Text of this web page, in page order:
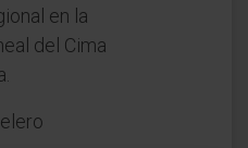
en la
del Cima